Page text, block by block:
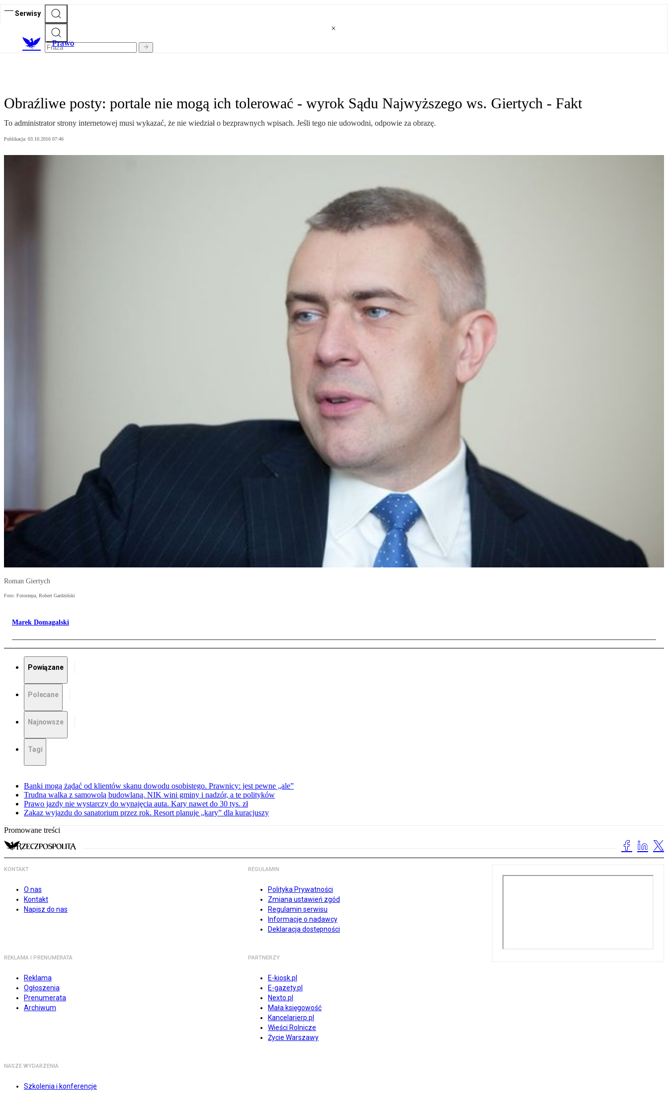
Serwisy
Prawo
Obraźliwe posty: portale nie mogą ich tolerować - wyrok Sądu Najwyższego ws. Giertych - Fakt
To administrator strony internetowej musi wykazać, że nie wiedział o bezprawnych wpisach. Jeśli tego nie udowodni, odpowie za obrazę.
Publikacja: 03.10.2016 07:46
Roman Giertych
Foto: Fotorzepa, Robert Gardziński
Marek Domagalski
Powiązane
Polecane
Najnowsze
Tagi
Banki mogą żądać od klientów skanu dowodu osobistego. Prawnicy: jest pewne „ale”
Trudna walka z samowolą budowlaną. NIK wini gminy i nadzór, a te polityków
Prawo jazdy nie wystarczy do wynajęcia auta. Kary nawet do 30 tys. zł
Zakaz wyjazdu do sanatorium przez rok. Resort planuje „kary” dla kuracjuszy
Promowane treści
KONTAKT
O nas
Kontakt
Napisz do nas
REGULAMIN
Polityka Prywatności
Zmiana ustawień zgód
Regulamin serwisu
Informacje o nadawcy
Deklaracja dostępności
REKLAMA I PRENUMERATA
Reklama
Ogłoszenia
Prenumerata
Archiwum
PARTNERZY
E-kiosk.pl
E-gazety.pl
Nexto.pl
Mała księgowość
Kancelarierp.pl
Wieści Rolnicze
Życie Warszawy
NASZE WYDARZENIA
Szkolenia i konferencje